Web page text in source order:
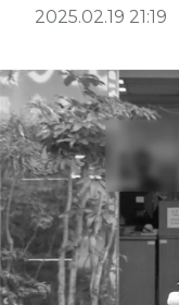
2025.02.19 21:19